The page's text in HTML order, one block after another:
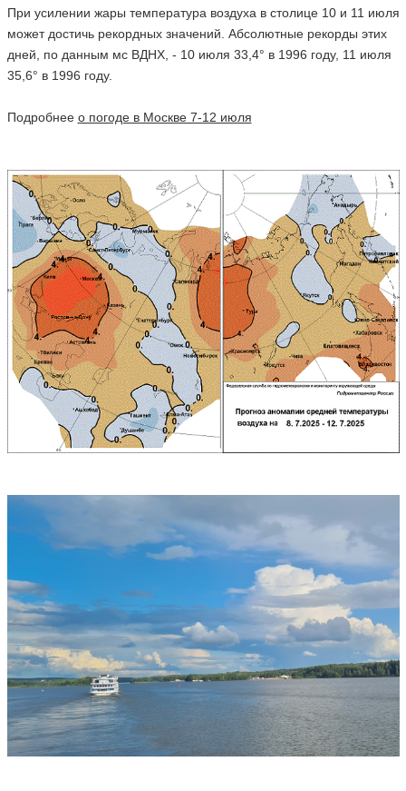
При усилении жары температура воздуха в столице 10 и 11 июля
может достичь рекордных значений. Абсолютные рекорды этих
дней, по данным мс ВДНХ, - 10 июля 33,4° в 1996 году, 11 июля
35,6° в 1996 году.
Подробнее о погоде в Москве 7-12 июля